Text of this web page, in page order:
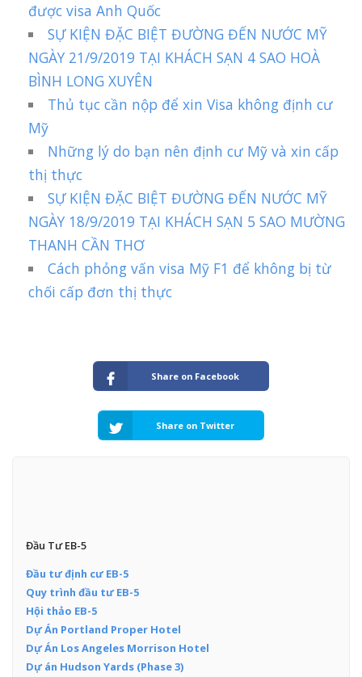
được visa Anh Quốc
SỰ KIỆN ĐẶC BIỆT ĐƯỜNG ĐẾN NƯỚC MỸ
NGÀY 21/9/2019 TẠI KHÁCH SẠN 4 SAO HOÀ
BÌNH LONG XUYÊN
Thủ tục cần nộp để xin Visa không định cư
Mỹ
Những lý do bạn nên định cư Mỹ và xin cấp
thị thực
SỰ KIỆN ĐẶC BIỆT ĐƯỜNG ĐẾN NƯỚC MỸ
NGÀY 18/9/2019 TẠI KHÁCH SẠN 5 SAO MƯỜNG
THANH CẦN THƠ
Cách phỏng vấn visa Mỹ F1 để không bị từ
chối cấp đơn thị thực
Share on Facebook
Share on Twitter
Đầu Tư EB-5
Đầu tư định cư EB-5
Quy trình đầu tư EB-5
Hội thảo EB-5
Dự Án Portland Proper Hotel
Dự Án Los Angeles Morrison Hotel
Dự án Hudson Yards (Phase 3)